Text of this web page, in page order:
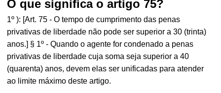
O que significa o artigo 75?
1º ): [Art. 75 - O tempo de cumprimento das penas
privativas de liberdade não pode ser superior a 30 (trinta)
anos.] § 1º - Quando o agente for condenado a penas
privativas de liberdade cuja soma seja superior a 40
(quarenta) anos, devem elas ser unificadas para atender
ao limite máximo deste artigo.